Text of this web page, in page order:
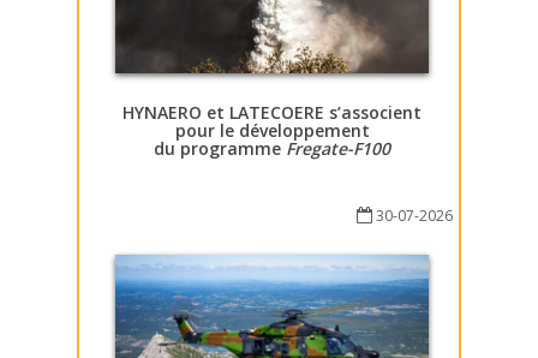
HYNAERO et LATECOERE s’associent
pour le développement
du programme Fregate-F100
30-07-2026